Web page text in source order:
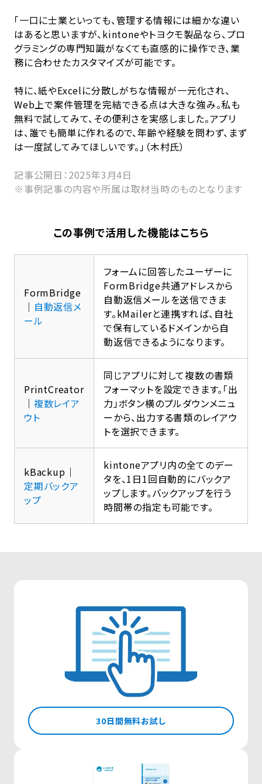
「一口に士業といっても、管理する情報には細かな違い
はあると思いますが、kintoneやトヨクモ製品なら、プロ
グラミングの専門知識がなくても直感的に操作でき、業
務に合わせたカスタマイズが可能です。
特に、紙やExcelに分散しがちな情報が一元化され、
Web上で案件管理を完結できる点は大きな強み。私も
無料で試してみて、その便利さを実感しました。アプリ
は、誰でも簡単に作れるので、年齢や経験を問わず、まず
は一度試してみてほしいです。」（木村氏）
記事公開日：2025年3月4日
※事例記事の内容や所属は取材当時のものとなります
この事例で活用した機能はこちら
FormBridge
｜ 自動返信メ
ール
フォームに回答したユーザーに
FormBridge共通アドレスから
自動返信メールを送信できま
す。kMailerと連携すれば、自社
で保有しているドメインから自
動返信できるようになります。
PrintCreator
｜ 複数レイア
ウト
同じアプリに対して複数の書類
フォーマットを設定できます。「出
力」ボタン横のプルダウンメニュ
ーから、出力する書類のレイアウ
トを選択できます。
kBackup｜
定期バックア
ップ
kintoneアプリ内の全てのデー
タを、1日1回自動的にバックア
ップします。バックアップを行う
時間帯の指定も可能です。
30日間無料お試し